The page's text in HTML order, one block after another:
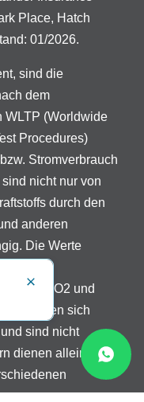
Place, Hatch
01/2026.
sind die
dem
WLTP (Worldwide
Procedures)
Stromverbrauch
nicht nur von
durch den
anderen
Die Werte
der CO2 und
beziehen sich
sind nicht
dienen allein
Schließen